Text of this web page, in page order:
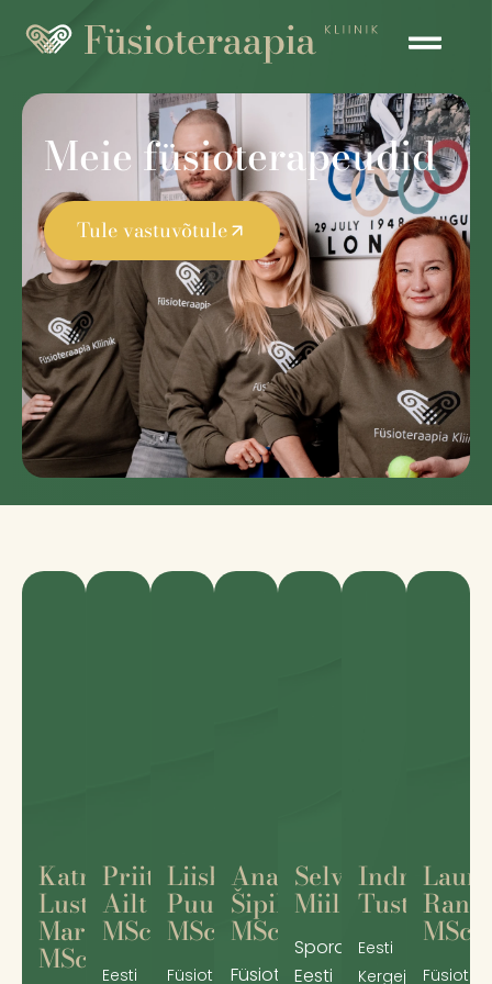
Meie füsioterapeudid
Tule vastuvõtule
Katre
Lust-
Mardna
MSc
Priit
Ailt
MSc
Eesti
Liisbet
Puust
MSc
Füsioterapeut
Anastassia
Šipilova
MSc
Füsioterapeut
Selve
Miil
Eesti
Indrek
Tustit
Eesti
Lauri
MSc